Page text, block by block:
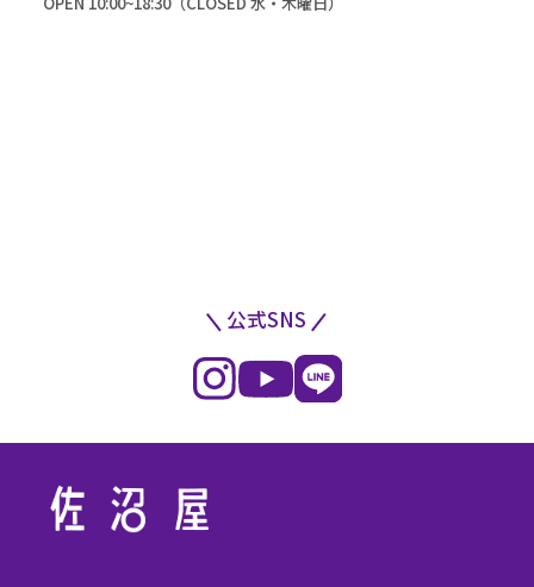
公式SNS